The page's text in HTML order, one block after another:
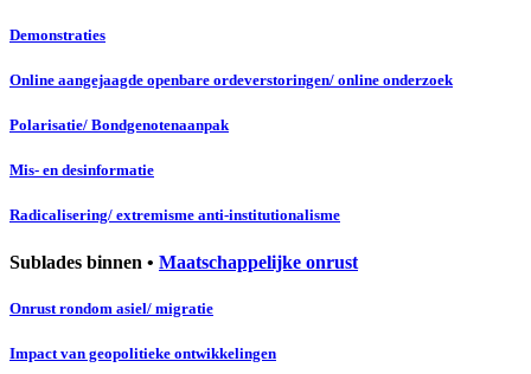
Demonstraties
Online aangejaagde openbare ordeverstoringen/ online onderzoek
Polarisatie/ Bondgenotenaanpak
Mis- en desinformatie
Radicalisering/ extremisme anti-institutionalisme
Sublades binnen • Maatschappelijke onrust
Onrust rondom asiel/ migratie
Impact van geopolitieke ontwikkelingen